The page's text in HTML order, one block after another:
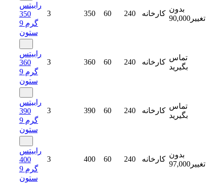
رابیتس
350
گرم 9
ستون
3 350 60 240 کارخانه
بدون
تغییر90,000
رابیتس
360
گرم 9
ستون
3 360 60 240 کارخانه
تماس
بگیرید
رابیتس
390
گرم 9
ستون
3 390 60 240 کارخانه
تماس
بگیرید
رابیتس
400
گرم 9
ستون
3 400 60 240 کارخانه
بدون
تغییر97,000